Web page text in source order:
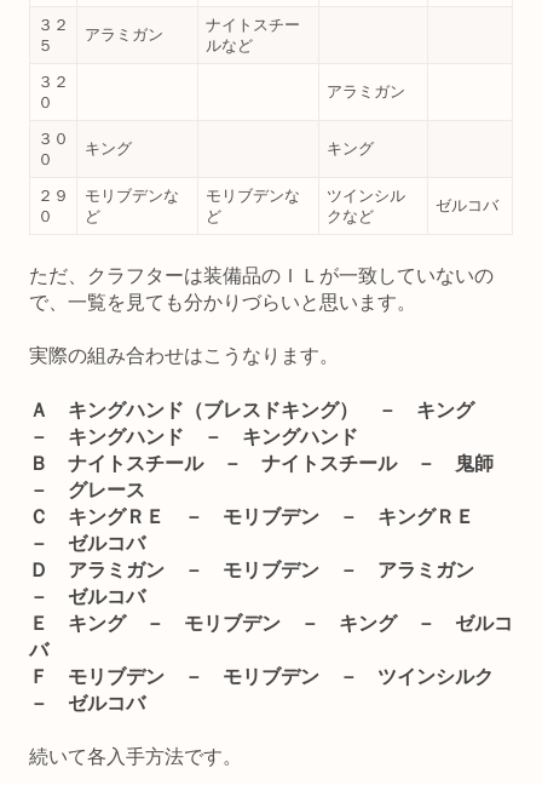
３２
５
アラミガン
ナイトスチー
ルなど
３２
０
アラミガン
３０
０
キング キング
２９
０
モリブデンな
ど
モリブデンな
ど
ツインシル
クなど
ゼルコバ
ただ、クラフターは装備品のＩＬが一致していないの
で、一覧を見ても分かりづらいと思います。
実際の組み合わせはこうなります。
Ａ キングハンド（ブレスドキング） － キング
－ キングハンド － キングハンド
Ｂ ナイトスチール － ナイトスチール － 鬼師
－ グレース
Ｃ キングＲＥ － モリブデン － キングＲＥ
－ ゼルコバ
Ｄ アラミガン － モリブデン － アラミガン
－ ゼルコバ
Ｅ キング － モリブデン － キング － ゼルコ
バ
Ｆ モリブデン － モリブデン － ツインシルク
－ ゼルコバ
続いて各入手方法です。